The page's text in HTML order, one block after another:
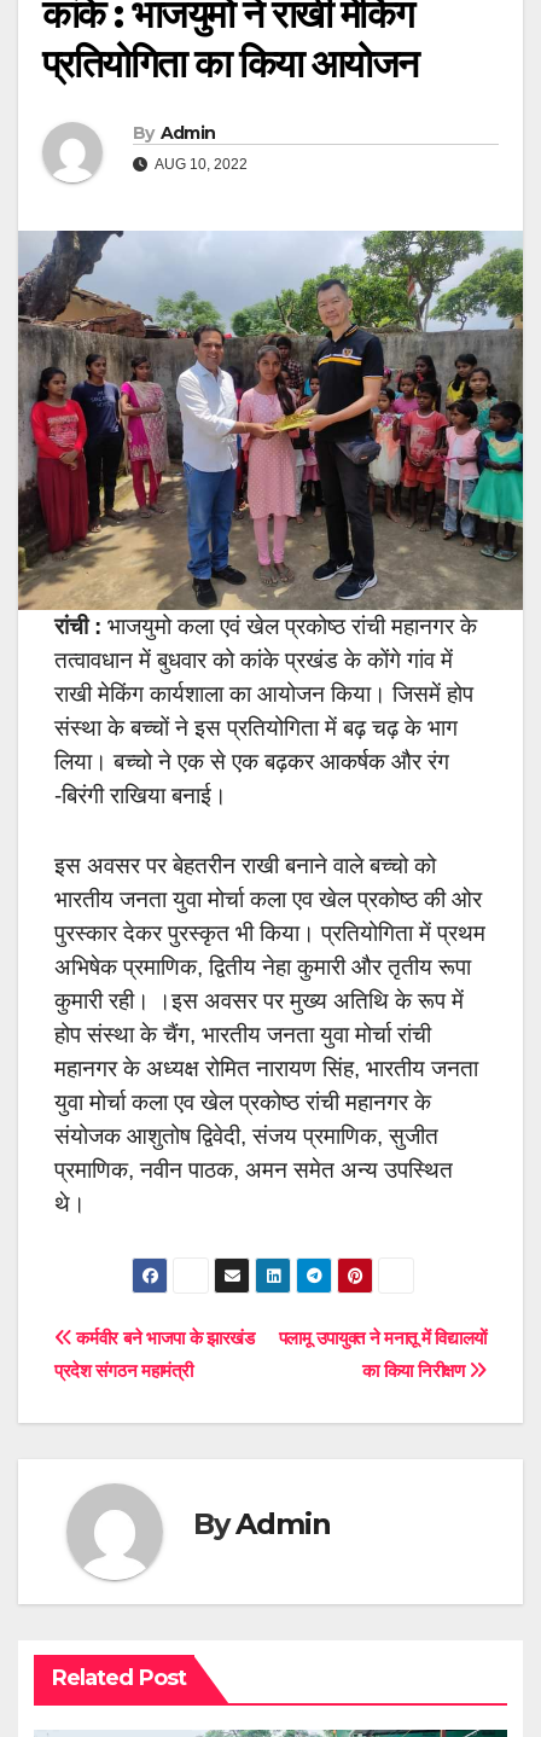
कांके : भाजयुमो ने राखी मेकिंग
प्रतियोगिता का किया आयोजन
By Admin
AUG 10, 2022
रांची : भाजयुमो कला एवं खेल प्रकोष्ठ रांची महानगर के
तत्वावधान में बुधवार को कांके प्रखंड के कोंगे गांव में
राखी मेकिंग कार्यशाला का आयोजन किया। जिसमें होप
संस्था के बच्चों ने इस प्रतियोगिता में बढ़ चढ़ के भाग
लिया। बच्चो ने एक से एक बढ़कर आकर्षक और रंग
-बिरंगी राखिया बनाई।
इस अवसर पर बेहतरीन राखी बनाने वाले बच्चो को
भारतीय जनता युवा मोर्चा कला एव खेल प्रकोष्ठ की ओर
पुरस्कार देकर पुरस्कृत भी किया। प्रतियोगिता में प्रथम
अभिषेक प्रमाणिक, द्वितीय नेहा कुमारी और तृतीय रूपा
कुमारी रही। ।इस अवसर पर मुख्य अतिथि के रूप में
होप संस्था के चैंग, भारतीय जनता युवा मोर्चा रांची
महानगर के अध्यक्ष रोमित नारायण सिंह, भारतीय जनता
युवा मोर्चा कला एव खेल प्रकोष्ठ रांची महानगर के
संयोजक आशुतोष द्विवेदी, संजय प्रमाणिक, सुजीत
प्रमाणिक, नवीन पाठक, अमन समेत अन्य उपस्थित
थे।
Post
navigation
पलामू उपायुक्त ने मनातू में विद्यालयों
का किया निरीक्षण
कर्मवीर बने भाजपा के झारखंड
प्रदेश संगठन महामंत्री
ByAdmin
Related Post